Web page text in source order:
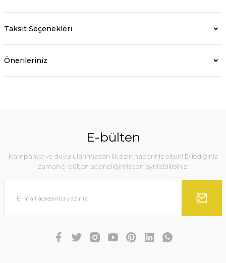
Taksit Seçenekleri
Önerileriniz
E-bülten
Kampanya ve duyurularımızdan ilk sizin haberiniz olsun! Dilediğiniz
zaman e-bülten aboneliğimizden ayrılabilirsiniz.